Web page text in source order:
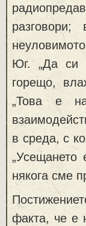
Юг. „Да си
горещо,
„Това е
в среда, с
„Усещането
някога сме
факта, че е